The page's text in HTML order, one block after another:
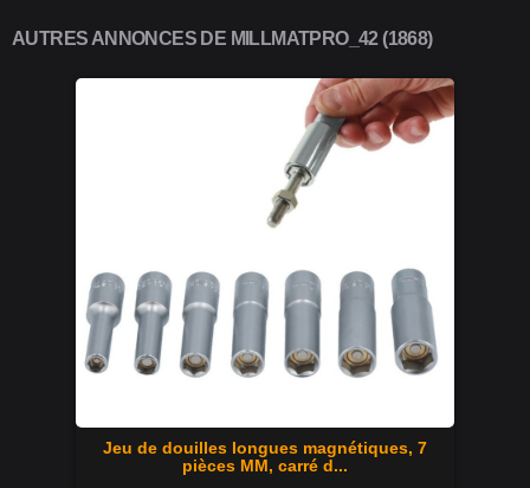
AUTRES ANNONCES DE MILLMATPRO_42 (1868)
Jeu de douilles longues magnétiques, 7
pièces MM, carré d...